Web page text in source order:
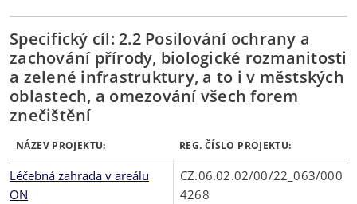
Specifický cíl: 2.2 Posilování ochrany a
zachování přírody, biologické rozmanitosti
a zelené infrastruktury, a to i v městských
oblastech, a omezování všech forem
znečištění
NÁZEV PROJEKTU: REG. ČÍSLO PROJEKTU:
Léčebná zahrada v areálu
ON
CZ.06.02.02/00/22_063/000
4268